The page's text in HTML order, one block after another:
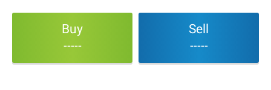
Buy
-----
Sell
-----